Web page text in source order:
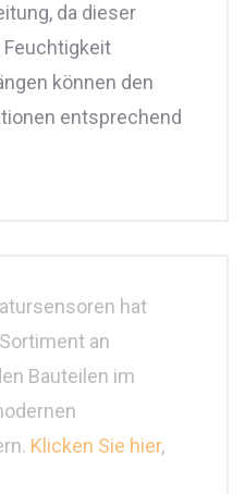
da dieser
können den
entsprechend
hat
an
Bauteilen im
Klicken Sie hier,